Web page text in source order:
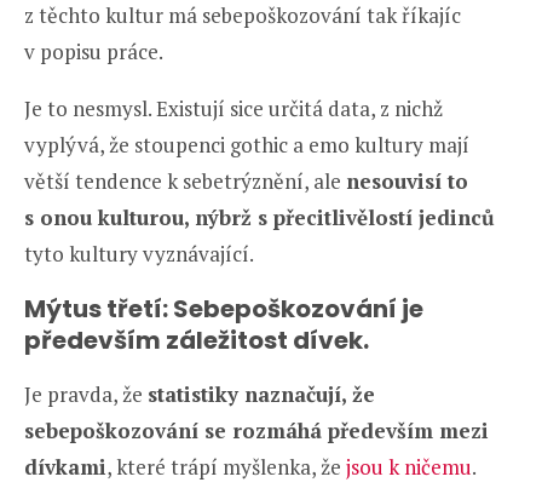
z těchto kultur má sebepoškozování tak říkajíc
v popisu práce.
Je to nesmysl. Existují sice určitá data, z nichž
vyplývá, že stoupenci gothic a emo kultury mají
větší tendence k sebetrýznění, ale nesouvisí to
s onou kulturou, nýbrž s přecitlivělostí jedinců
tyto kultury vyznávající.
Mýtus třetí: Sebepoškozování je
především záležitost dívek.
Je pravda, že statistiky naznačují, že
sebepoškozování se rozmáhá především mezi
dívkami, které trápí myšlenka, že jsou k ničemu.